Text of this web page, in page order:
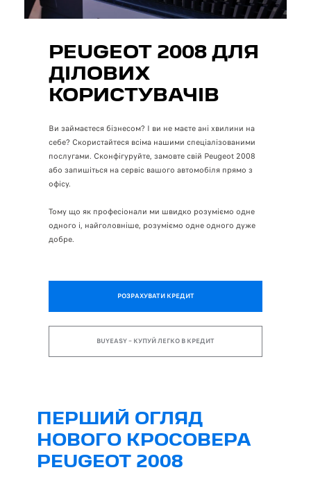
PEUGEOT 2008 ДЛЯ
ДІЛОВИХ
КОРИСТУВАЧІВ
Ви займаєтеся бізнесом? І ви не маєте ані хвилини на
себе? Скористайтеся всіма нашими спеціалізованими
послугами. Сконфігуруйте, замовте свій Peugeot 2008
або запишіться на сервіс вашого автомобіля прямо з
офісу.
Тому що як професіонали ми швидко розуміємо одне
одного і, найголовніше, розуміємо одне одного дуже
добре.
РОЗРАХУВАТИ КРЕДИТ
BUYEASY – КУПУЙ ЛЕГКО В КРЕДИТ
ПЕРШИЙ ОГЛЯД
НОВОГО КРОСОВЕРА
PEUGEOT 2008